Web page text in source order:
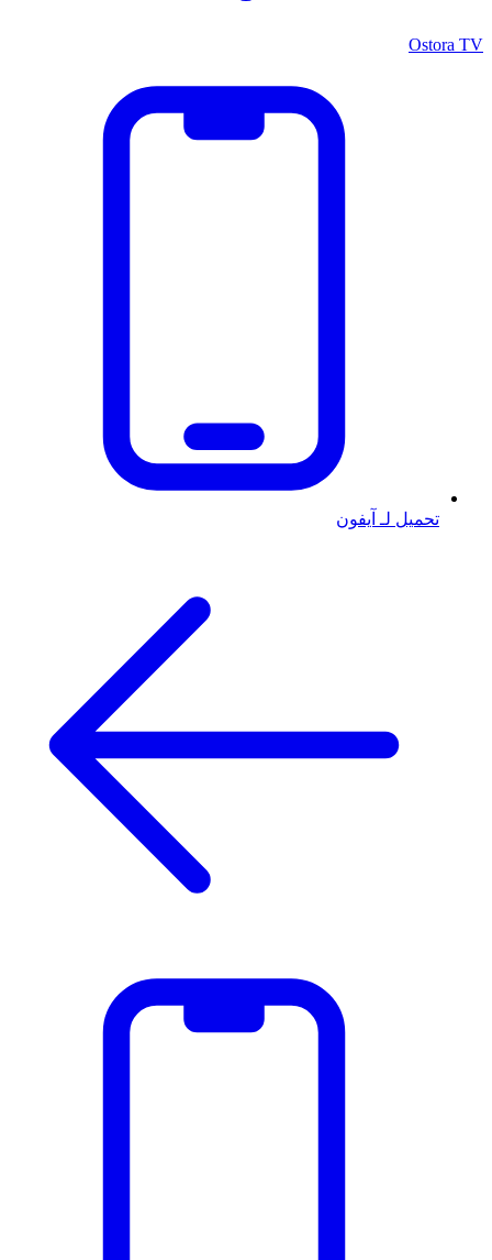
Ostora TV
تحميل لـ آيفون